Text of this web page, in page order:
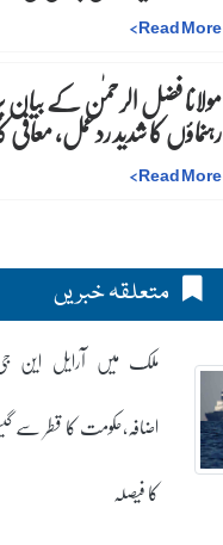
Read More
>
مولانا فضل الرحمٰن کے بیان
رہنماؤں کا شدید ردعمل، معافی
Read More
>
متعلقہ خبریں
ملک میں آرایل این
اضافہ،حکومت کا قطر سے
کا فیصلہ